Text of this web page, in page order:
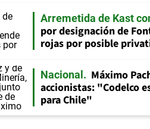
Arremetida de Kast
por designación de
rojas por posible
Nacional
Máximo
accionistas: "Codelco
para Chile"